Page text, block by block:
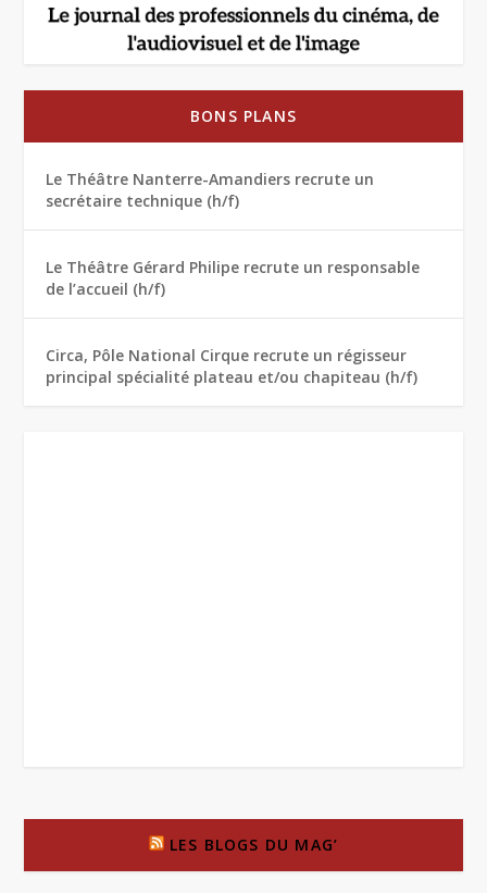
BONS PLANS
Le Théâtre Nanterre-Amandiers recrute un
secrétaire technique (h/f)
Le Théâtre Gérard Philipe recrute un responsable
de l’accueil (h/f)
Circa, Pôle National Cirque recrute un régisseur
principal spécialité plateau et/ou chapiteau (h/f)
LES BLOGS DU MAG’